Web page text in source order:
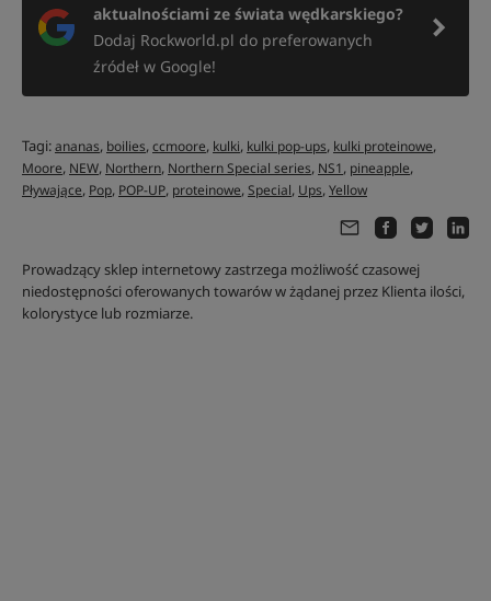
aktualnościami ze świata wędkarskiego?
Dodaj Rockworld.pl do preferowanych
źródeł w Google!
Tagi:ananas, boilies,ccmoore, kulki, kulki pop-ups, kulki proteinowe,
Moore, NEW, Northern, Northern Special series, NS1, pineapple,
Pływające, Pop, POP-UP, proteinowe,Special, Ups,Yellow
Prowadzący sklep internetowy zastrzega możliwość czasowej
niedostępności oferowanych towarów w żądanej przez Klienta ilości,
kolorystyce lub rozmiarze.